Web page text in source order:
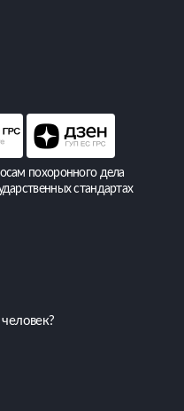
похоронного дела
стандартах